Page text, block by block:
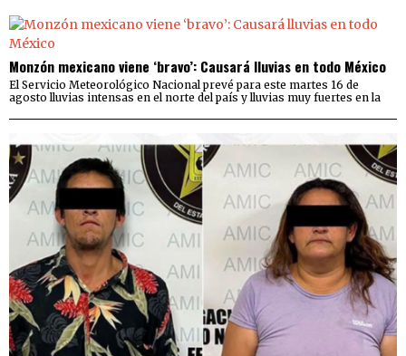
Monzón mexicano viene ‘bravo’: Causará lluvias en todo México
El Servicio Meteorológico Nacional prevé para este martes 16 de
agosto lluvias intensas en el norte del país y lluvias muy fuertes en la